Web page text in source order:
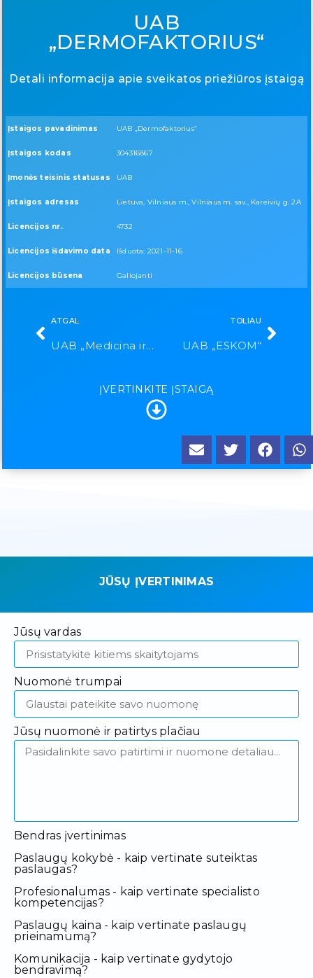
UAB
„DERMOFAKTORIUS“
Detali informacija apie sveikatos priežiūros įstaigą
Įstaigos pavadinimas UAB „Dermofaktorius“
Įstaigos kodas 304316867
Įmonės teisinis statusas UAB
Įstaigos adresas Lietuva, Vilniaus m., Vilniaus m. sav., Kareivių g. 2A
Licencijos nr. 4732
Licencijos išdavimo data Išduota: 2021-11-16
Licencijos būsena Galiojanti
ATGAL
UAB „Medicina ir sportas“
TOLIAU
UAB „ESKOM“
ĮVERTINKITE ĮSTAIGĄ
JŪSŲ ĮVERTINIMAS
Jūsų vardas
Nuomonė trumpai
Jūsų nuomonė ir patirtys plačiau
Bendras įvertinimas
Paslaugų kokybė - kaip vertinate suteiktas
paslaugas?
Profesionalumas - kaip vertinate specialisto
kompetencijas?
Paslaugų kaina - kaip vertinate paslaugų
prieinamumą?
Komunikacija - kaip vertinate gydytojo
bendravimą?